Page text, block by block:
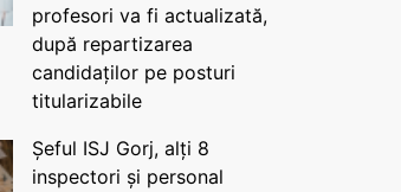
profesori va fi actualizată,
după repartizarea
candidaților pe posturi
titularizabile
Șeful ISJ Gorj, alți 8
inspectori și personal